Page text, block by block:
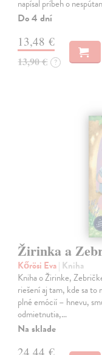
napísal príbeh o
Do 4 dní
13,48 €
13,90 € ?
Žirinka a
Kőrösi Eva| Kniha
Kniha o Žirinke,
riešení aj tam, kde sa to
plné emócií – hnevu,
odmietnutia,…
Na sklade
24,44 €